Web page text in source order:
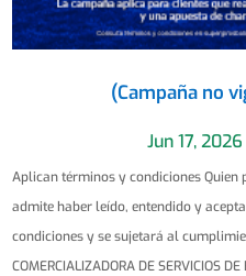
(Campaña no
Jun 17, 2026
Aplican términos y condiciones
admite haber leído, entendido y
condiciones y se sujetará al
COMERCIALIZADORA DE SERVICIOS DE